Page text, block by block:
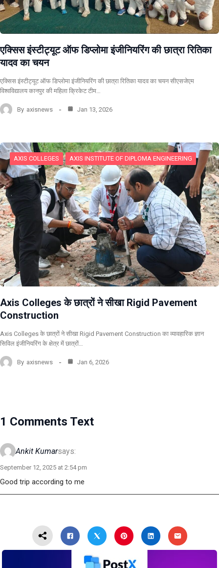
एक्सिस इंस्टीट्यूट ऑफ डिप्लोमा इंजीनियरिंग की छात्रा रितिका
यादव का चयन
एक्सिस इंस्टीट्यूट ऑफ डिप्लोमा इंजीनियरिंग की छात्रा रितिका यादव का चयन सीएसजेएम
विश्वविद्यालय कानपुर की महिला क्रिकेट टीम…
By axisnews Jan 13, 2026
AXIS COLLEGES AXIS INSTITUTE OF DIPLOMA ENGINEERING
Axis Colleges के छात्रों ने सीखा Rigid Pavement
Construction
Axis Colleges के छात्रों ने सीखा Rigid Pavement Construction का व्यावहारिक ज्ञान
सिविल इंजीनियरिंग के क्षेत्र में छात्रों…
By axisnews Jan 6, 2026
1 Comments Text
Ankit Kumarsays:
September 12, 2025 at 2:54 pm
Good trip according to me